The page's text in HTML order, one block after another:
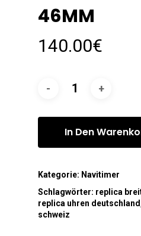
46MM
140.00€
In Den
Kategorie: Navitimer
Schlagwörter: replica
replica uhren deutschland
schweiz